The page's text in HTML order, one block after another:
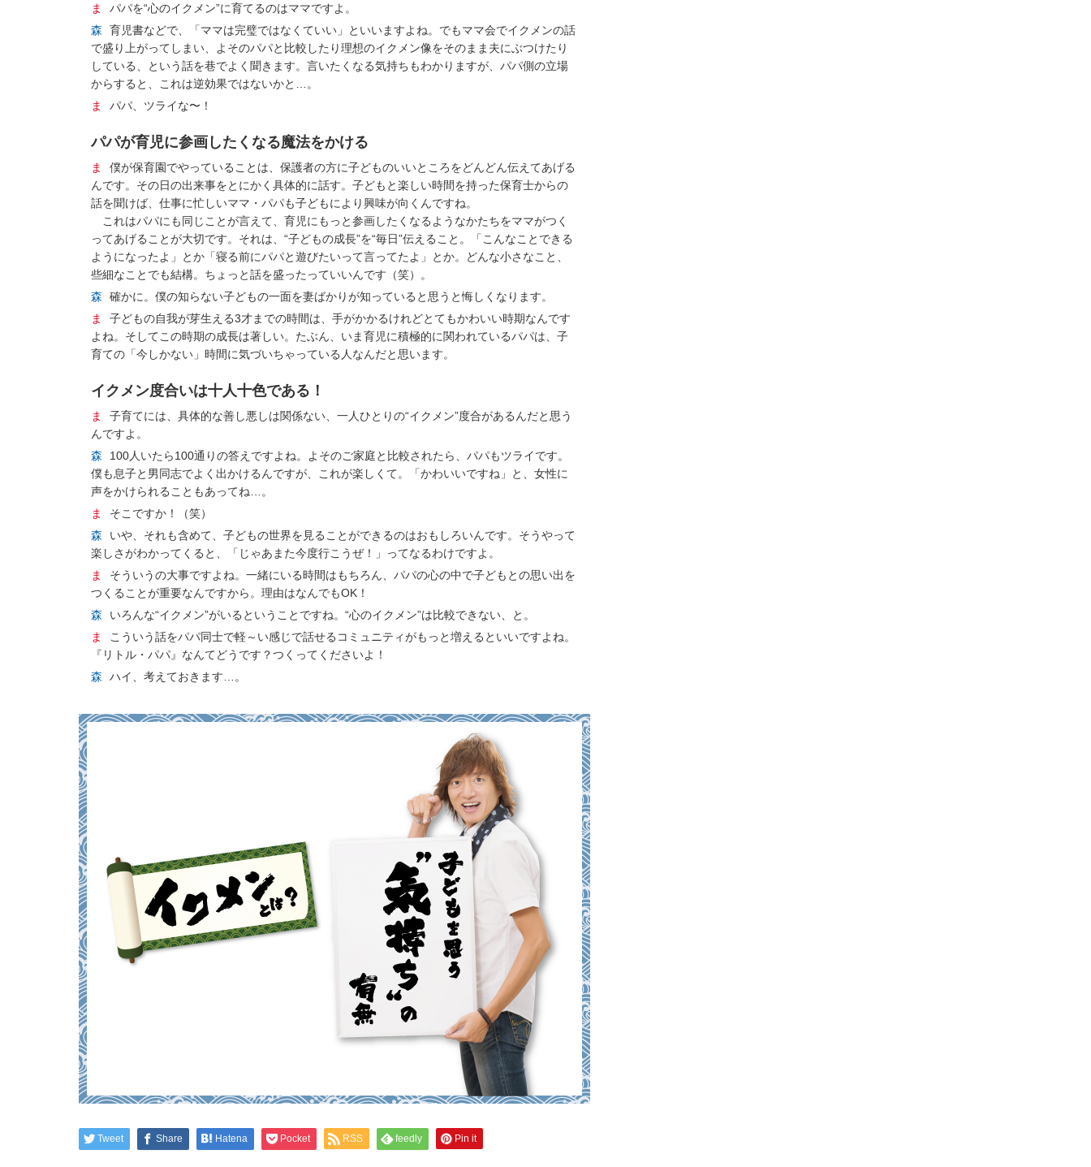
ま
パパを“心のイクメン”に育てるのはママですよ。
森
育児書などで、「ママは完璧ではなくていい」といいますよね。でもママ会でイクメンの話
で盛り上がってしまい、よそのパパと比較したり理想のイクメン像をそのまま夫にぶつけたり
している、という話を巷でよく聞きます。言いたくなる気持ちもわかりますが、パパ側の立場
からすると、これは逆効果ではないかと…。
ま
パパ、ツライな〜！
パパが育児に参画したくなる魔法をかける
ま
僕が保育園でやっていることは、保護者の方に子どものいいところをどんどん伝えてあげる
んです。その日の出来事をとにかく具体的に話す。子どもと楽しい時間を持った保育士からの
話を聞けば、仕事に忙しいママ・パパも子どもにより興味が向くんですね。
これはパパにも同じことが言えて、育児にもっと参画したくなるようなかたちをママがつく
ってあげることが大切です。それは、“子どもの成長”を“毎日”伝えること。「こんなことできる
ようになったよ」とか「寝る前にパパと遊びたいって言ってたよ」とか。どんな小さなこと、
些細なことでも結構。ちょっと話を盛ったっていいんです（笑）。
森
確かに。僕の知らない子どもの一面を妻ばかりが知っていると思うと悔しくなります。
ま
子どもの自我が芽生える3才までの時間は、手がかかるけれどとてもかわいい時期なんです
よね。そしてこの時期の成長は著しい。たぶん、いま育児に積極的に関われているパパは、子
育ての「今しかない」時間に気づいちゃっている人なんだと思います。
イクメン度合いは十人十色である！
ま
子育てには、具体的な善し悪しは関係ない、一人ひとりの“イクメン”度合があるんだと思う
んですよ。
森
100人いたら100通りの答えですよね。よそのご家庭と比較されたら、パパもツライです。
僕も息子と男同志でよく出かけるんですが、これが楽しくて。「かわいいですね」と、女性に
声をかけられることもあってね…。
ま
そこですか！（笑）
森
いや、それも含めて、子どもの世界を見ることができるのはおもしろいんです。そうやって
楽しさがわかってくると、「じゃあまた今度行こうぜ！」ってなるわけですよ。
ま
そういうの大事ですよね。一緒にいる時間はもちろん、パパの心の中で子どもとの思い出を
つくることが重要なんですから。理由はなんでもOK！
森
いろんな“イクメン”がいるということですね。“心のイクメン”は比較できない、と。
ま
こういう話をパパ同士で軽～い感じで話せるコミュニティがもっと増えるといいですよね。
『リトル・パパ』なんてどうです？つくってくださいよ！
森
ハイ、考えておきます…。
Tweet Share Hatena Pocket RSS feedly Pin it